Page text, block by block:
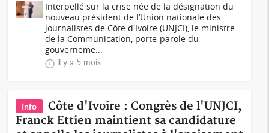
Interpellé sur la crise née de la désignation du
nouveau président de l’Union nationale des
journalistes de Côte d'Ivoire (UNJCI), le ministre
de la Communication, porte-parole du
gouverneme...
il y a 5 mois
Info
Côte d'Ivoire : Congrès de l'UNJCI,
Franck Ettien maintient sa candidature